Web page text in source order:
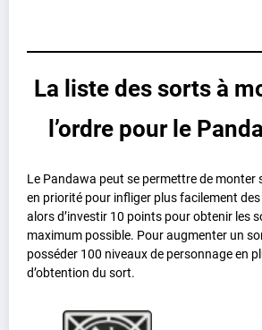
La liste des sorts à
l’ordre pour le
Le Pandawa peut se permettre de monter
en priorité pour infliger plus facilement
alors d’investir 10 points pour obtenir les
maximum possible. Pour augmenter un
posséder 100 niveaux de personnage en
d’obtention du sort.